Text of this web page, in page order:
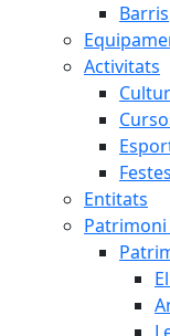
Barris
Activitats
Entitats